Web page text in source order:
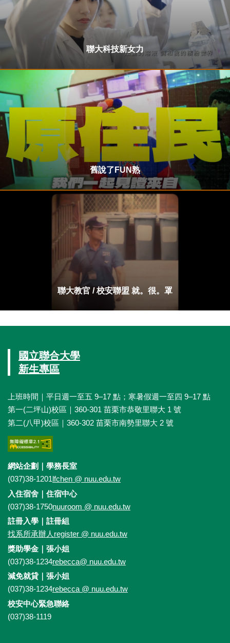
聯大科技新女力
舊說了FUN熟
聯大教官 / 校安聯盟 就。很。罩
國立聯合大學
新生專區
上班時間｜平日週一至五 9–17 點；寒暑假週一至四 9–17 點
第一(二坪山)校區｜360-301 苗栗市恭敬里聯大 1 號
第二(八甲)校區｜360-302 苗栗市南勢里聯大 2 號
網站企劃｜學務長室
(037)38-1201lfchen @ nuu.edu.tw
入住宿舍｜住宿中心
(037)38-1750nuuroom @ nuu.edu.tw
註冊入學｜註冊組
找系所承辦人 register @ nuu.edu.tw
獎助學金｜張小姐
(037)38-1234rebecca@ nuu.edu.tw
減免就貸｜張小姐
(037)38-1234rebecca @ nuu.edu.tw
校安中心緊急聯絡
(037)38-1119